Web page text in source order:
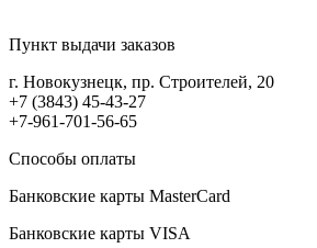
Пункт выдачи заказов
г. Новокузнецк, пр. Строителей, 20
+7 (3843) 45-43-27
+7-961-701-56-65
Способы оплаты
Банковские карты MasterCard
Банковские карты VISA